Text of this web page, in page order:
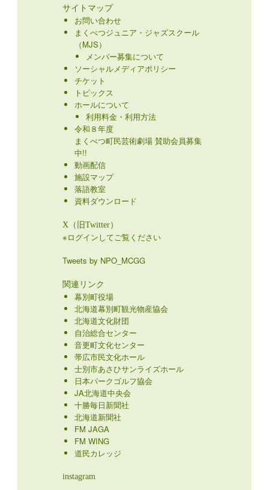
サイトマップ
お問い合わせ
まくべつジュニア・ジャズスクール
（MJS）
メンバー募集について
ソーシャルメディアポリシー
チケット
トピックス
ホールについて
利用料金・利用方法
令和８年度
まくべつ町民芸術劇場 賛助会員募集
中!!
動画配信
施設マップ
落語教室
資料ダウンロード
X（旧Twitter）
※ログインしてご覧ください
Tweets by NPO_MCGG
関連リンク
幕別町役場
北海道幕別町観光物産協会
北海道文化財団
自治総合センター
音更町文化センター
帯広市民文化ホール
士別市あさひサンライズホール
日本パークゴルフ協会
JA北海道中央会
十勝毎日新聞社
北海道新聞社
FM JAGA
FM WING
道民カレッジ
instagram